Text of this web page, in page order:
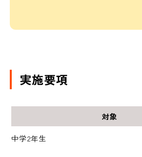
実施要項
対象
中学2年生